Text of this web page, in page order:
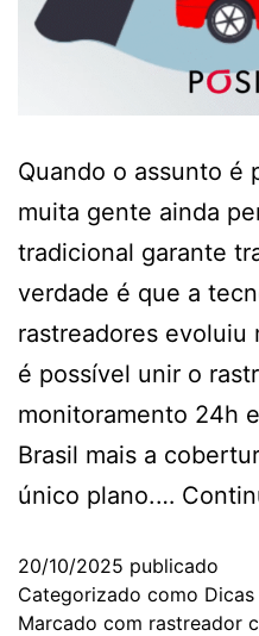
Quando o assunto é
muita gente ainda
tradicional garante
verdade é que a
rastreadores
é possível unir o
monitoramento 24h
Brasil mais a
único plano.…
20/10/2025 publicado
Categorizado como
Marcado com rastreador